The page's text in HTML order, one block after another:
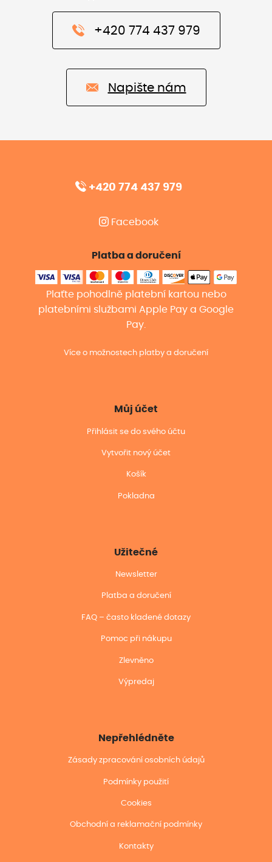
+420 774 437 979
Napište nám
+420 774 437 979
Facebook
Platba a doručení
Plaťte pohodlně platební kartou nebo
platebními službami Apple Pay a Google
Pay.
Více o možnostech platby a doručení
Můj účet
Přihlásit se do svého účtu
Vytvořit nový účet
Košík
Pokladna
Užitečné
Newsletter
Platba a doručení
FAQ – často kladené dotazy
Pomoc při nákupu
Zlevněno
Výpredaj
Nepřehlédněte
Zásady zpracování osobních údajů
Podmínky použití
Cookies
Obchodní a reklamační podmínky
Kontakty